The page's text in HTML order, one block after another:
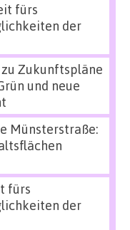
fürs
der
zu Zukunftspläne
und neue
Münsterstraße:
fürs
der